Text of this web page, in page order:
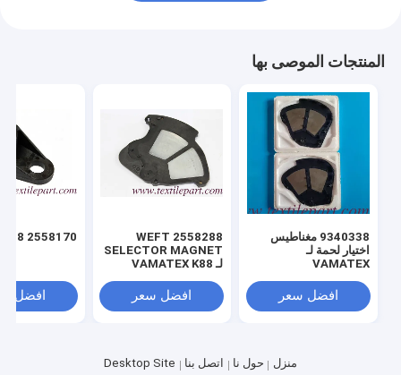
المنتجات الموصى بها
9340338 مغناطيس
اختيار لحمة لـ
VAMATEX
افضل سعر
2558288 WEFT
SELECTOR MAGNET
لـ VAMATEX K88
افضل سعر
2558170 K88 دعم
افضل
منزل حول نا اتصل بنا
Desktop Site